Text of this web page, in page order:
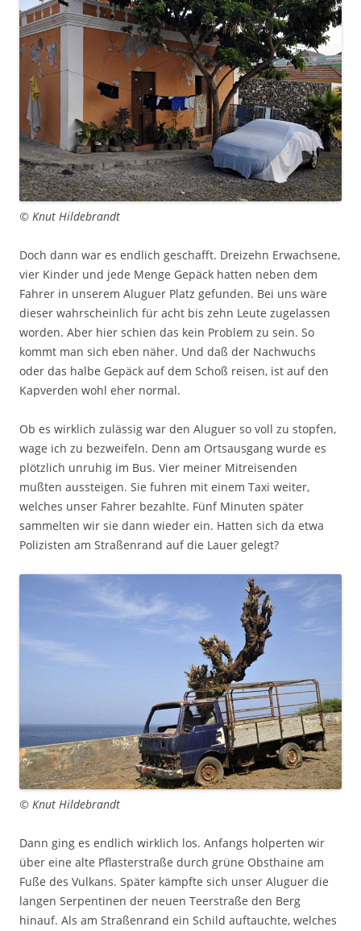
© Knut Hildebrandt
Doch dann war es endlich geschafft. Dreizehn Erwachsene,
vier Kinder und jede Menge Gepäck hatten neben dem
Fahrer in unserem Aluguer Platz gefunden. Bei uns wäre
dieser wahrscheinlich für acht bis zehn Leute zugelassen
worden. Aber hier schien das kein Problem zu sein. So
kommt man sich eben näher. Und daß der Nachwuchs
oder das halbe Gepäck auf dem Schoß reisen, ist auf den
Kapverden wohl eher normal.
Ob es wirklich zulässig war den Aluguer so voll zu stopfen,
wage ich zu bezweifeln. Denn am Ortsausgang wurde es
plötzlich unruhig im Bus. Vier meiner Mitreisenden
mußten aussteigen. Sie fuhren mit einem Taxi weiter,
welches unser Fahrer bezahlte. Fünf Minuten später
sammelten wir sie dann wieder ein. Hatten sich da etwa
Polizisten am Straßenrand auf die Lauer gelegt?
© Knut Hildebrandt
Dann ging es endlich wirklich los. Anfangs holperten wir
über eine alte Pflasterstraße durch grüne Obsthaine am
Fuße des Vulkans. Später kämpfte sich unser Aluguer die
langen Serpentinen der neuen Teerstraße den Berg
hinauf. Als am Straßenrand ein Schild auftauchte, welches